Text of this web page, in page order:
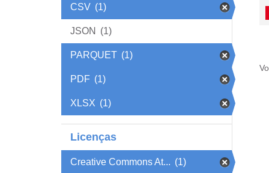
CSV (1)
JSON (1)
PARQUET (1)
PDF (1)
XLSX (1)
Licenças
Creative Commons At... (1)